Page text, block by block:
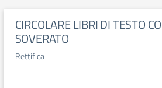
CIRCOLARE LIBRI DI TESTO
SOVERATO
Rettifica